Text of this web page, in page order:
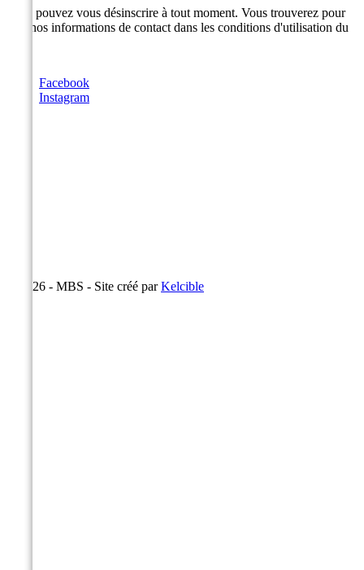
Vous pouvez vous désinscrire à tout moment. Vous trouverez pour
cela nos informations de contact dans les conditions d'utilisation du
Facebook
Instagram
© 2026 - MBS - Site créé parKelcible